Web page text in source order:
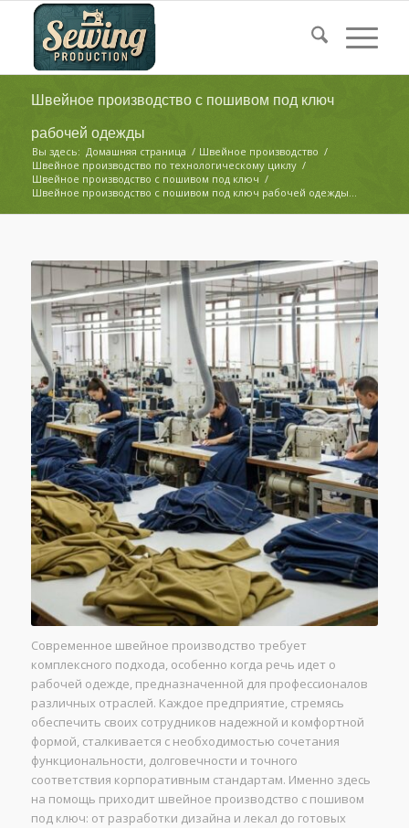
Швейное производство с пошивом под ключ
рабочей одежды
Вы здесь: Домашняя страница / Швейное производство /
Швейное производство по технологическому циклу /
Швейное производство с пошивом под ключ /
Швейное производство с пошивом под ключ рабочей одежды...
Современное швейное производство требует
комплексного подхода, особенно когда речь идет о
рабочей одежде, предназначенной для профессионалов
различных отраслей. Каждое предприятие, стремясь
обеспечить своих сотрудников надежной и комфортной
формой, сталкивается с необходимостью сочетания
функциональности, долговечности и точного
соответствия корпоративным стандартам. Именно здесь
на помощь приходит швейное производство с пошивом
под ключ: от разработки дизайна и лекал до готовых